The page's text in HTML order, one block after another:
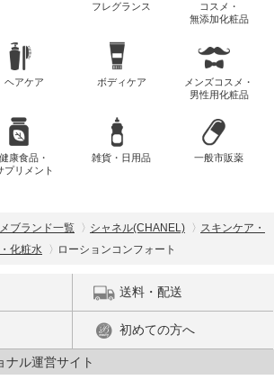
フレグランス
コスメ・
無添加化粧品
ヘアケア ボディケア
メンズコスメ・
男性用化粧品
健康食品・
プリメント
雑貨・日用品 一般市販薬
ブランド一覧 シャネル(CHANEL)
スキンケア・
化粧水 ローションコンフォート
送料・配送
初めての方へ
ナル運営サイト